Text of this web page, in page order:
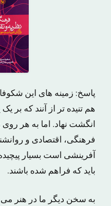
پاسخ: زمینه های این
هم تنیده تر از آنند که بر یک
انگشت نهاد. اما به هر
فرهنگی، اقتصادی و
آفرینشی است بسیار
باید که فراهم شده باشند.
به سخن دیگر ما در هنر